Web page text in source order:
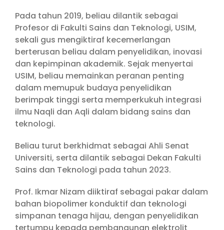
Pada tahun 2019, beliau dilantik sebagai
Profesor di Fakulti Sains dan Teknologi, USIM,
sekali gus mengiktiraf kecemerlangan
berterusan beliau dalam penyelidikan, inovasi
dan kepimpinan akademik. Sejak menyertai
USIM, beliau memainkan peranan penting
dalam memupuk budaya penyelidikan
berimpak tinggi serta memperkukuh integrasi
ilmu Naqli dan Aqli dalam bidang sains dan
teknologi.
Beliau turut berkhidmat sebagai Ahli Senat
Universiti, serta dilantik sebagai Dekan Fakulti
Sains dan Teknologi pada tahun 2023.
Prof. Ikmar Nizam diiktiraf sebagai pakar dalam
bahan biopolimer konduktif dan teknologi
simpanan tenaga hijau, dengan penyelidikan
tertumpu kepada pembangunan elektrolit